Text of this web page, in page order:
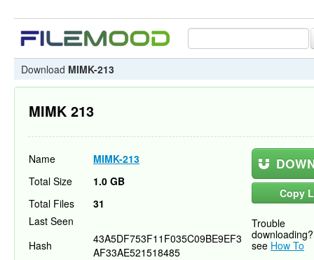
Download MIMK-213
MIMK 213
Name MIMK-213
Copy
Trouble
downloading?
see How To
Total Size
1.0 GB
Total Files
31
Last Seen
Hash
43A5DF753F11F035C09BE9EF3
AF33AE521518485